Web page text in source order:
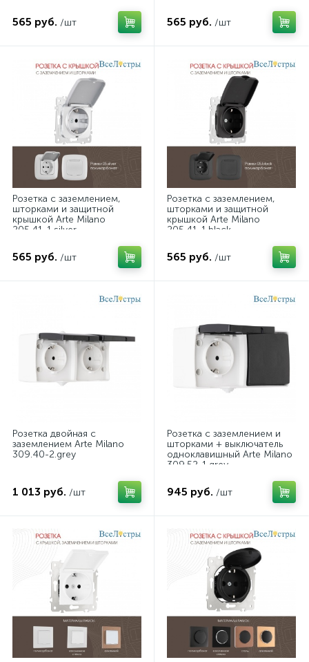
565 руб. /шт 565 руб. /шт
Розетка с заземлением,
шторками и защитной
крышкой Arte Milano
205.41-1.silver
565 руб. /шт
Розетка с заземлением,
шторками и защитной
крышкой Arte Milano
205.41-1.black
565 руб. /шт
Розетка двойная с
заземлением Arte Milano
309.40-2.grey
1 013 руб. /шт
Розетка с заземлением и
шторками + выключатель
одноклавишный Arte Milano
309.52-1.grey
945 руб. /шт